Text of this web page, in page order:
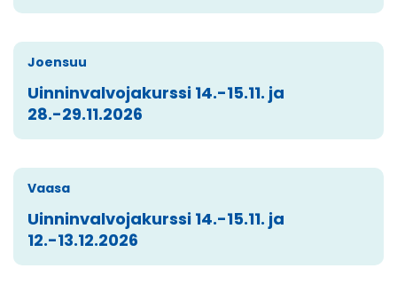
Joensuu
Uinninvalvojakurssi 14.-15.11. ja
28.-29.11.2026
Vaasa
Uinninvalvojakurssi 14.-15.11. ja
12.-13.12.2026